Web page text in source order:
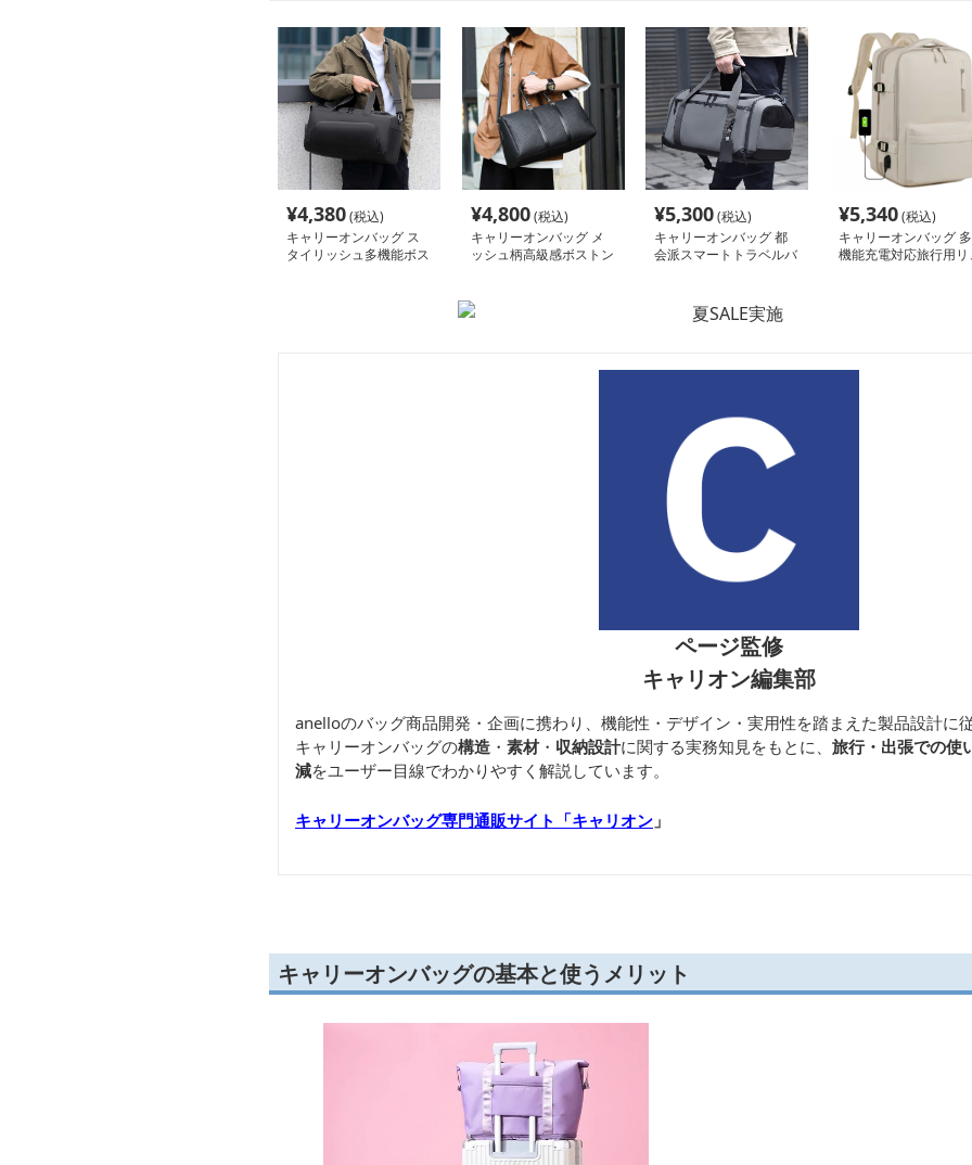
¥4,380(税込)
キャリーオンバッグ ス
タイリッシュ多機能ボス
¥4,800(税込)
キャリーオンバッグ メ
ッシュ柄高級感ボストン
¥5,300(税込)
キャリーオンバッグ 都
会派スマートトラベルバ
¥5,340(税込)
キャリーオンバッグ 多
機能充電対応旅行用リ
ページ監修
キャリオン編集部
anelloのバッグ商品開発・企画に携わり、機能性・デザイン・実用性を踏まえた製品設計に
キャリーオンバッグの構造 ・ 素材・ 収納設計に関する実務知見をもとに、 旅行・出張での使
減をユーザー目線でわかりやすく解説しています。
キャリーオンバッグ専門通販サイト「キャリオン 」
キャリーオンバッグの基本と使うメリット